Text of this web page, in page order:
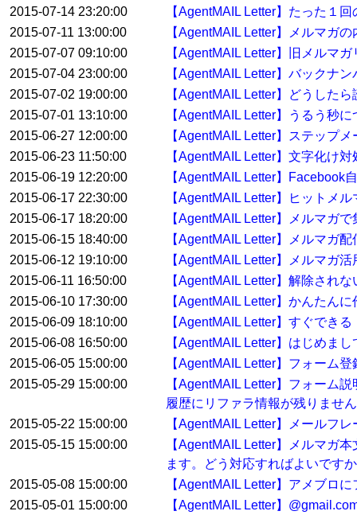
2015-07-14 23:20:00
【AgentMAIL Letter】たった１
2015-07-11 13:00:00
【AgentMAIL Letter】メルマガ
2015-07-07 09:10:00
【AgentMAIL Letter】旧メルマ
2015-07-04 23:00:00
【AgentMAIL Letter】バックナ
2015-07-02 19:00:00
【AgentMAIL Letter】どうした
2015-07-01 13:10:00
【AgentMAIL Letter】うるう秒に
2015-06-27 12:00:00
【AgentMAIL Letter】ステップ
2015-06-23 11:50:00
【AgentMAIL Letter】文字化け対
2015-06-19 12:20:00
【AgentMAIL Letter】Facebook
2015-06-17 22:30:00
【AgentMAIL Letter】ヒットメ
2015-06-17 18:20:00
【AgentMAIL Letter】メルマガ
2015-06-15 18:40:00
【AgentMAIL Letter】メルマガ
2015-06-12 19:10:00
【AgentMAIL Letter】メルマガ活
2015-06-11 16:50:00
【AgentMAIL Letter】解除され
2015-06-10 17:30:00
【AgentMAIL Letter】かんたん
2015-06-09 18:10:00
【AgentMAIL Letter】すぐでき
2015-06-08 16:50:00
【AgentMAIL Letter】はじめま
2015-06-05 15:00:00
【AgentMAIL Letter】フォーム
2015-05-29 15:00:00
【AgentMAIL Letter】フォーム
履歴にリファラ情報が残りませ
2015-05-22 15:00:00
【AgentMAIL Letter】メールフ
2015-05-15 15:00:00
【AgentMAIL Letter】メルマガ
ます。どう対応すればよいです
2015-05-08 15:00:00
【AgentMAIL Letter】アメブロ
2015-05-01 15:00:00
【AgentMAIL Letter】